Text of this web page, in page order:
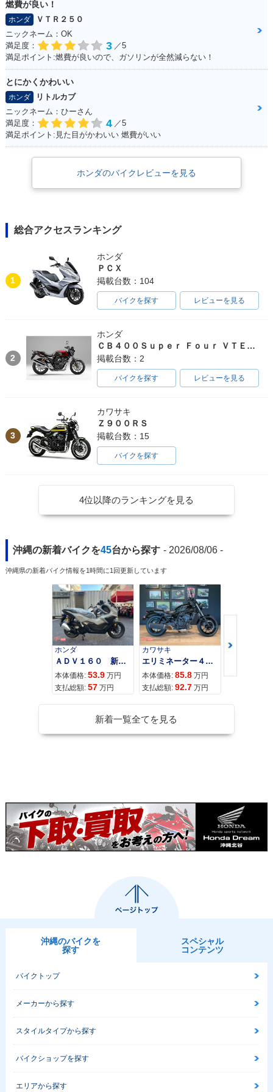
燃費が良い！
ホンダ
ＶＴＲ２５０
ニックネーム：OK
満足度：
3 ／5
満足ポイント:燃費が良いので、ガソリンが全然減らない！
とにかくかわいい
ホンダ
リトルカブ
ニックネーム：ひーさん
満足度：
4 ／5
満足ポイント:見た目がかわいい 燃費がいい
ホンダのバイクレビューを見る
総合アクセスランキング
1
ホンダ
ＰＣＸ
掲載台数：104
バイクを探す レビューを見る
2
ホンダ
ＣＢ４００Ｓｕｐｅｒ Ｆｏｕｒ ＶＴＥＣ ＳＰＥＣ３
掲載台数：2
バイクを探す レビューを見る
3
カワサキ
Ｚ９００ＲＳ
掲載台数：15
バイクを探す
4位以降のランキングを見る
沖縄の新着バイクを45台から探す - 2026/08/06 -
沖縄県の新着バイク情報を1時間に1回更新しています
ホンダ
ＡＤＶ１６０ 新車 ２０２６年最新モデル パールスモーキーグレー スマートキー ２９Ｌメットイン ＵＳＢ Ｔｙｐｅ−Ｃ装備
本体価格: 53.9 万円
支払総額: 57 万円
カワサキ
エリミネーター４００
本体価格: 85.8 万円
支払総額: 92.7 万円
カワサキ
本体価格:
新着一覧全てを見る
沖縄のバイクを
探す
スペシャル
コンテンツ
バイクトップ
メーカーから探す
スタイルタイプから探す
バイクショップを探す
エリアから探す